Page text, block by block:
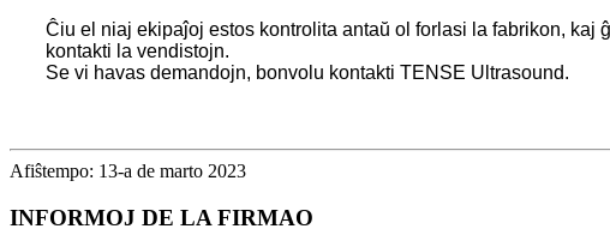
Ĉiu el niaj ekipaĵoj estos kontrolita antaŭ ol forlasi la fabrikon,
kontakti la vendistojn.
Se vi havas demandojn, bonvolu kontakti TENSE Ultrasound.
Afiŝtempo: 13-a de marto 2023
INFORMOJ DE LA FIRMAO